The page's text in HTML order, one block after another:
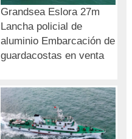
Grandsea Eslora 27m
Lancha policial de
aluminio Embarcación de
guardacostas en venta